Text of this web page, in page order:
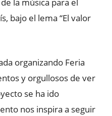
la música para el
bajo el lema “El valor
organizando Feria
y orgullosos de ver
se ha ido
nos inspira a seguir